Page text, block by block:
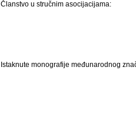
Članstvo u stručnim asocijacijama:
Istaknute monografije međunarodnog